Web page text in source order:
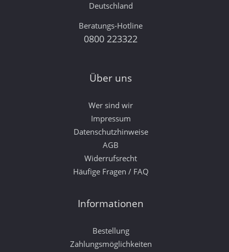
Deutschland
Beratungs-Hotline
0800 223322
Über uns
Wer sind wir
Impressum
Datenschutzhinweise
AGB
Widerrufsrecht
Häufige Fragen / FAQ
Informationen
Bestellung
Zahlungsmöglichkeiten